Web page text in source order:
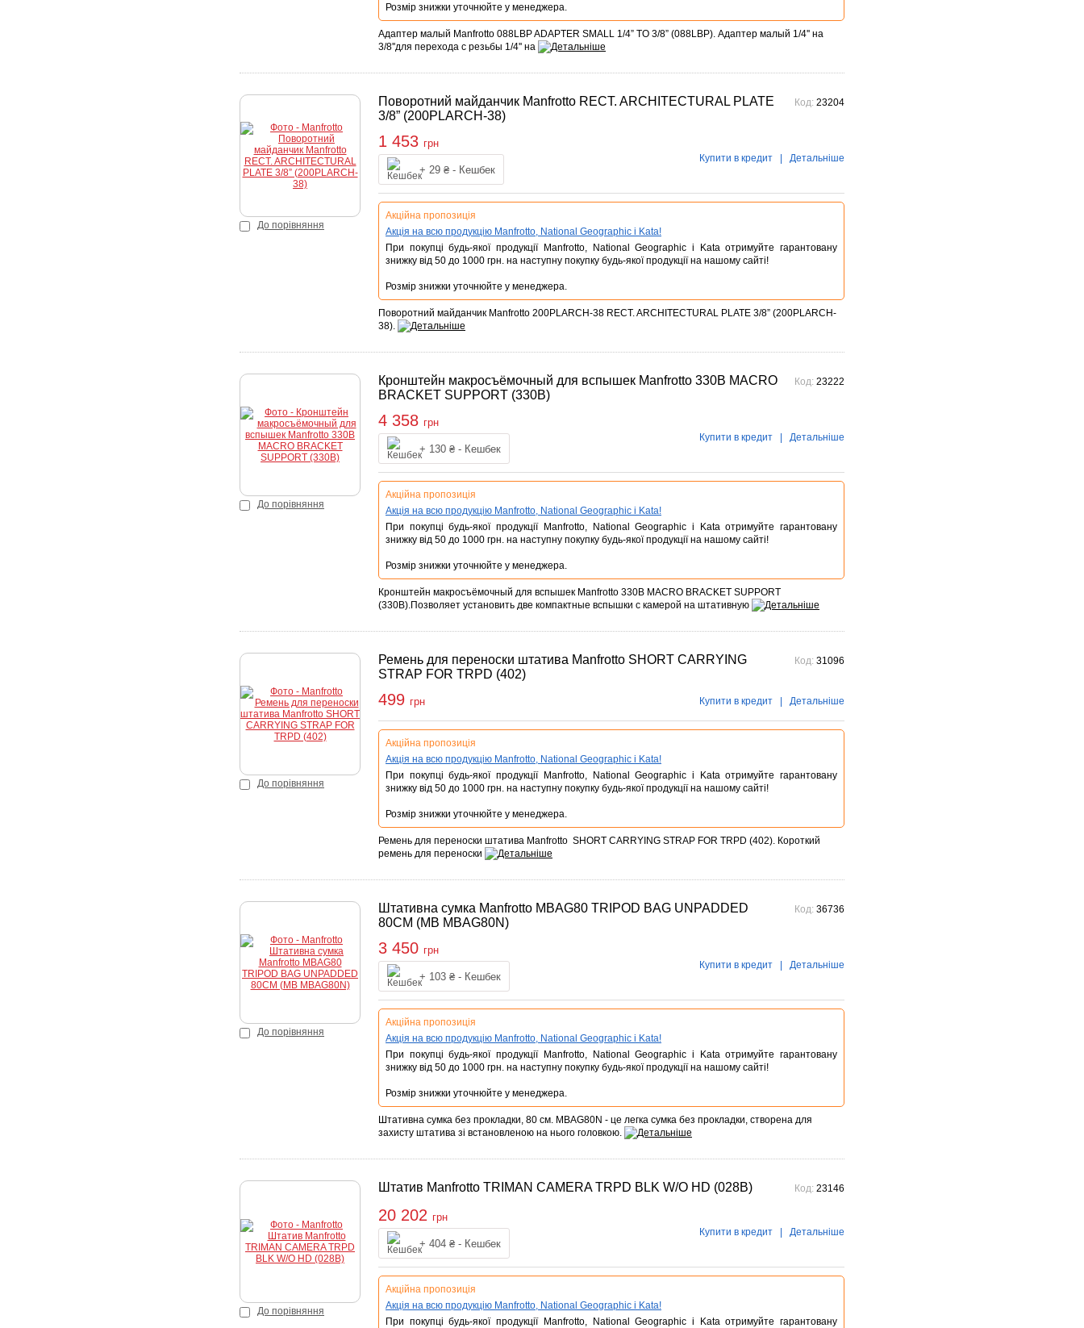
Розмір знижки уточнюйте у менеджера.
Адаптер малый Manfrotto 088LBP ADAPTER SMALL 1/4” TO 3/8” (088LBP). Адаптер малый 1/4'' на
3/8''для перехода с резьбы 1/4'' на
До порівняння
Поворотний майданчик Manfrotto RECT. ARCHITECTURAL PLATE
3/8” (200PLARCH-38)
Код: 23204
1 453 грн
+ 29 ₴ - Кешбек
Купити Купити в кредит | Детальніше
Акційна пропозиція
Акція на всю продукцію Manfrotto, National Geographic і Kata!
При покупці будь-якої продукції Manfrotto, National Geographic і Kata отримуйте гарантовану
знижку від 50 до 1000 грн. на наступну покупку будь-якої продукції на нашому сайті!
Розмір знижки уточнюйте у менеджера.
Поворотний майданчик Manfrotto 200PLARCH-38 RECT. ARCHITECTURAL PLATE 3/8” (200PLARCH-
38).
До порівняння
Кронштейн макросъёмочный для вспышек Manfrotto 330B MACRO
BRACKET SUPPORT (330B)
Код: 23222
4 358 грн
+ 130 ₴ - Кешбек
Купити Купити в кредит | Детальніше
Акційна пропозиція
Акція на всю продукцію Manfrotto, National Geographic і Kata!
При покупці будь-якої продукції Manfrotto, National Geographic і Kata отримуйте гарантовану
знижку від 50 до 1000 грн. на наступну покупку будь-якої продукції на нашому сайті!
Розмір знижки уточнюйте у менеджера.
Кронштейн макросъёмочный для вспышек Manfrotto 330B MACRO BRACKET SUPPORT
(330B).Позволяет установить две компактные вспышки с камерой на штативную
До порівняння
Ремень для переноски штатива Manfrotto SHORT CARRYING
STRAP FOR TRPD (402)
Код: 31096
499 грн
Купити Купити в кредит | Детальніше
Акційна пропозиція
Акція на всю продукцію Manfrotto, National Geographic і Kata!
При покупці будь-якої продукції Manfrotto, National Geographic і Kata отримуйте гарантовану
знижку від 50 до 1000 грн. на наступну покупку будь-якої продукції на нашому сайті!
Розмір знижки уточнюйте у менеджера.
Ремень для переноски штатива Manfrotto SHORT CARRYING STRAP FOR TRPD (402). Короткий
ремень для переноски
До порівняння
Штативна сумка Manfrotto MBAG80 TRIPOD BAG UNPADDED
80CM (MB MBAG80N)
Код: 36736
3 450 грн
+ 103 ₴ - Кешбек
Купити Купити в кредит | Детальніше
Акційна пропозиція
Акція на всю продукцію Manfrotto, National Geographic і Kata!
При покупці будь-якої продукції Manfrotto, National Geographic і Kata отримуйте гарантовану
знижку від 50 до 1000 грн. на наступну покупку будь-якої продукції на нашому сайті!
Розмір знижки уточнюйте у менеджера.
Штативна сумка без прокладки, 80 см. MBAG80N - це легка сумка без прокладки, створена для
захисту штатива зі встановленою на нього головкою.
До порівняння
Штатив Manfrotto TRIMAN CAMERA TRPD BLK W/O HD (028B) Код: 23146
20 202 грн
+ 404 ₴ - Кешбек
Купити Купити в кредит | Детальніше
Акційна пропозиція
Акція на всю продукцію Manfrotto, National Geographic і Kata!
При покупці будь-якої продукції Manfrotto, National Geographic і Kata отримуйте гарантовану